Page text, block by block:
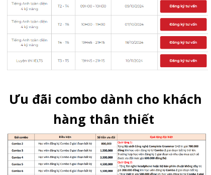
Ưu đãi combo dành cho khách
hàng thân thiết